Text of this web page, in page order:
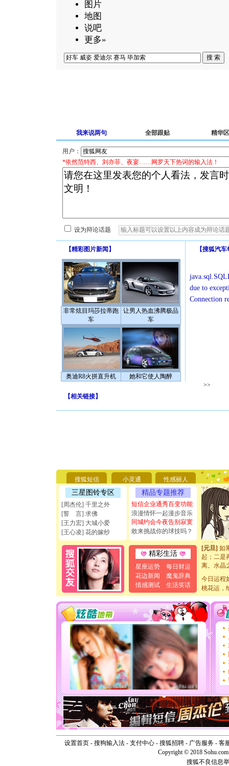
图片
地图
说吧
更多»
我来说两句 全部跟贴 精华区
用户：
*依然范特西、刘亦菲、夜宴……网罗天下热词的输入法！
设为辩论话题
【精彩图片新闻 】
非常炫目玛莎拉蒂跑
车
让男人热血沸腾极品
车
奥迪R8火拼直升机 她和它使人陶醉
【搜狐汽车
due to
Connection
>>
【相关链接】
搜狐短信 小灵通 性感丽人
三星图铃专区
[周杰伦] 千里之外
[誓 言] 求佛
[王力宏] 大城小爱
[王心凌] 花的嫁纱
精品专题推荐
短信企业通秀百变功能
浪漫情怀一起漫步音乐
同城约会今夜告别寂寞
敢来挑战你的球技吗？
精彩生活
星座运势
每日财运
花边新闻
魔鬼辞典
情感测试
生活笑话
[圣诞节]
能正大
天都要快
[圣诞节]
如意,快
[元旦]看
断电。爱
你是我专
[元旦] 如
起；二是
离。水晶
[元旦]当
泣，这痛
卖了。水
颜！冬去
道一声
[春节]传
片叶子
送你一
[圣诞节]
你太多
要平安
[圣诞节]
能正大
天都要快
[圣诞节]
如意,快
[元旦]看
断电。爱
你是我专
[元旦] 如
起；二是
离。水晶
今日运程
桃花运，
设置首页- 搜狗输入法- 支付中心- 搜狐招聘- 广告服务- 客
Copyright © 2018
搜狐不良信息